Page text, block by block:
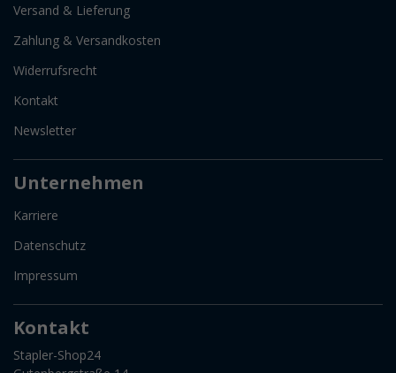
Versand & Lieferung
Zahlung & Versandkosten
Widerrufsrecht
Kontakt
Newsletter
Unternehmen
Karriere
Datenschutz
Impressum
Kontakt
Stapler-Shop24